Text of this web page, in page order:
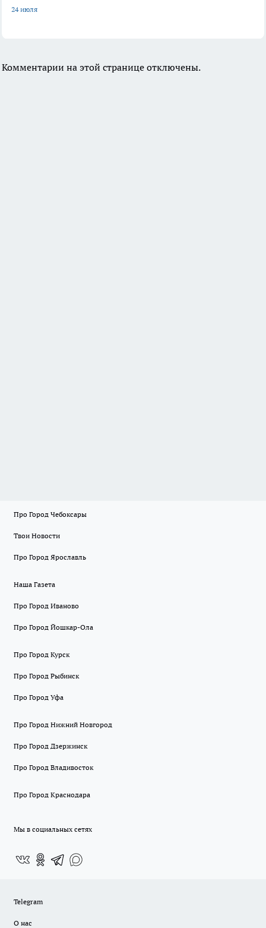
24 июля
Комментарии на этой странице отключены.
Про Город Чебоксары
Твои Новости
Про Город Ярославль
Наша Газета
Про Город Иваново
Про Город Йошкар-Ола
Про Город Курск
Про Город Рыбинск
Про Город Уфа
Про Город Нижний Новгород
Про Город Дзержинск
Про Город Владивосток
Про Город Краснодара
Мы в социальных сетях
Telegram
О нас